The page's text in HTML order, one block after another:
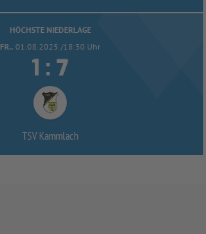
HÖCHSTE NIEDERLAGE
FR.. 01.08.2025 /18:30 Uhr
 : 
TSV Kammlach